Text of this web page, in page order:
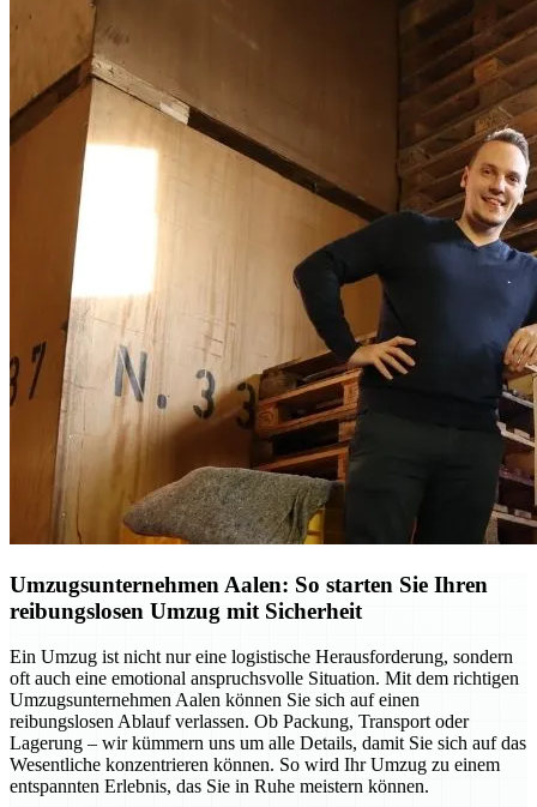
Umzugsunternehmen Aalen: So starten Sie Ihren
reibungslosen Umzug mit Sicherheit
Ein Umzug ist nicht nur eine logistische Herausforderung, sondern
oft auch eine emotional anspruchsvolle Situation. Mit dem richtigen
Umzugsunternehmen Aalen können Sie sich auf einen
reibungslosen Ablauf verlassen. Ob Packung, Transport oder
Lagerung – wir kümmern uns um alle Details, damit Sie sich auf das
Wesentliche konzentrieren können. So wird Ihr Umzug zu einem
entspannten Erlebnis, das Sie in Ruhe meistern können.